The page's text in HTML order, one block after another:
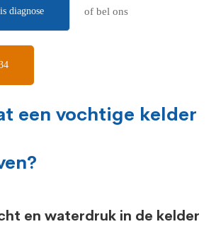
diagnose of bel ons
een vochtige kelder
en waterdruk in de kelder